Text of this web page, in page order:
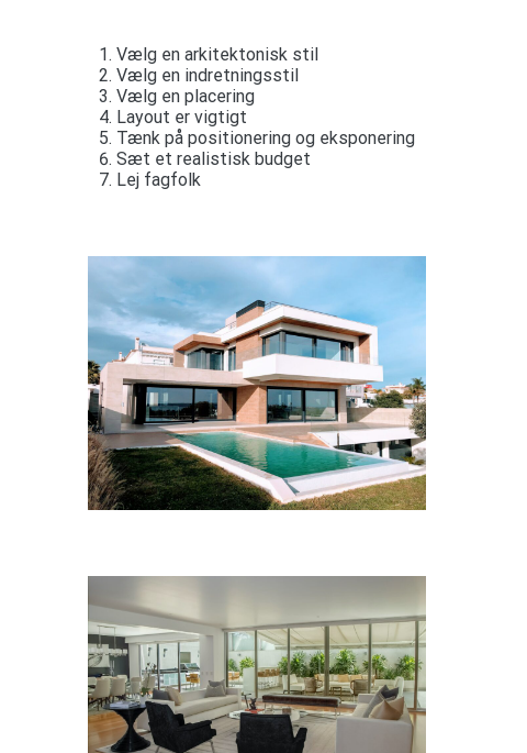
Vælg en arkitektonisk stil
Vælg en indretningsstil
Vælg en placering
Layout er vigtigt
Tænk på positionering og eksponering
Sæt et realistisk budget
Lej fagfolk